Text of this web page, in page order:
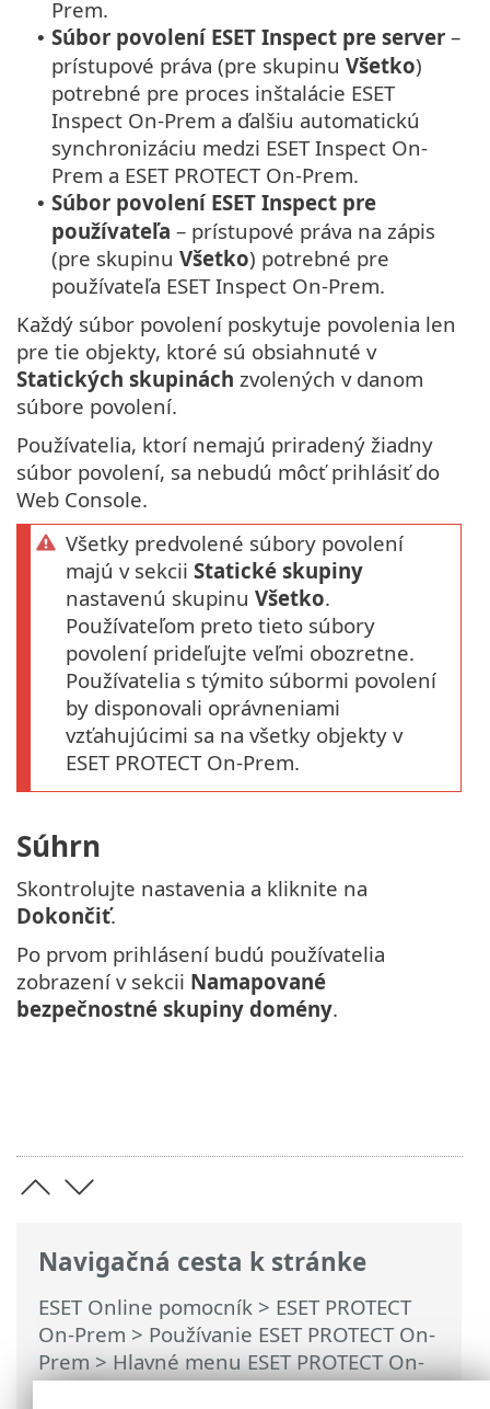
Navigačná cesta k stránke
ESET Online pomocník > ESET PROTECT
On-Prem > Používanie ESET PROTECT On-
Prem>Hlavné menu ESET PROTECT On-
Prem>Viac>Prístupové práva>
Prem.
• Súbor povolení ESET Inspect pre server –
prístupové práva (pre skupinu Všetko)
potrebné pre proces inštalácie ESET
Inspect On-Prem a ďalšiu automatickú
synchronizáciu medzi ESET Inspect On-
Prem a ESET PROTECT On-Prem.
• Súbor povolení ESET Inspect pre
používateľa – prístupové práva na zápis
(pre skupinu Všetko) potrebné pre
používateľa ESET Inspect On-Prem.
Každý súbor povolení poskytuje povolenia len
pre tie objekty, ktoré sú obsiahnuté v
Statických skupinách zvolených v danom
súbore povolení.
Používatelia, ktorí nemajú priradený žiadny
súbor povolení, sa nebudú môcť prihlásiť do
Web Console.
Všetky predvolené súbory povolení
majú v sekcii Statické skupiny
nastavenú skupinu Všetko.
Používateľom preto tieto súbory
povolení prideľujte veľmi obozretne.
Používatelia s týmito súbormi povolení
by disponovali oprávneniami
vzťahujúcimi sa na všetky objekty v
ESET PROTECT On-Prem.
Súhrn
Skontrolujte nastavenia a kliknite na
Dokončiť.
Po prvom prihlásení budú používatelia
zobrazení v sekcii Namapované
bezpečnostné skupiny domény.